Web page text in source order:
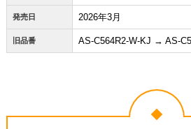
発売日 2026年3月
旧品番 AS-C564R2-W-KJ → AS-